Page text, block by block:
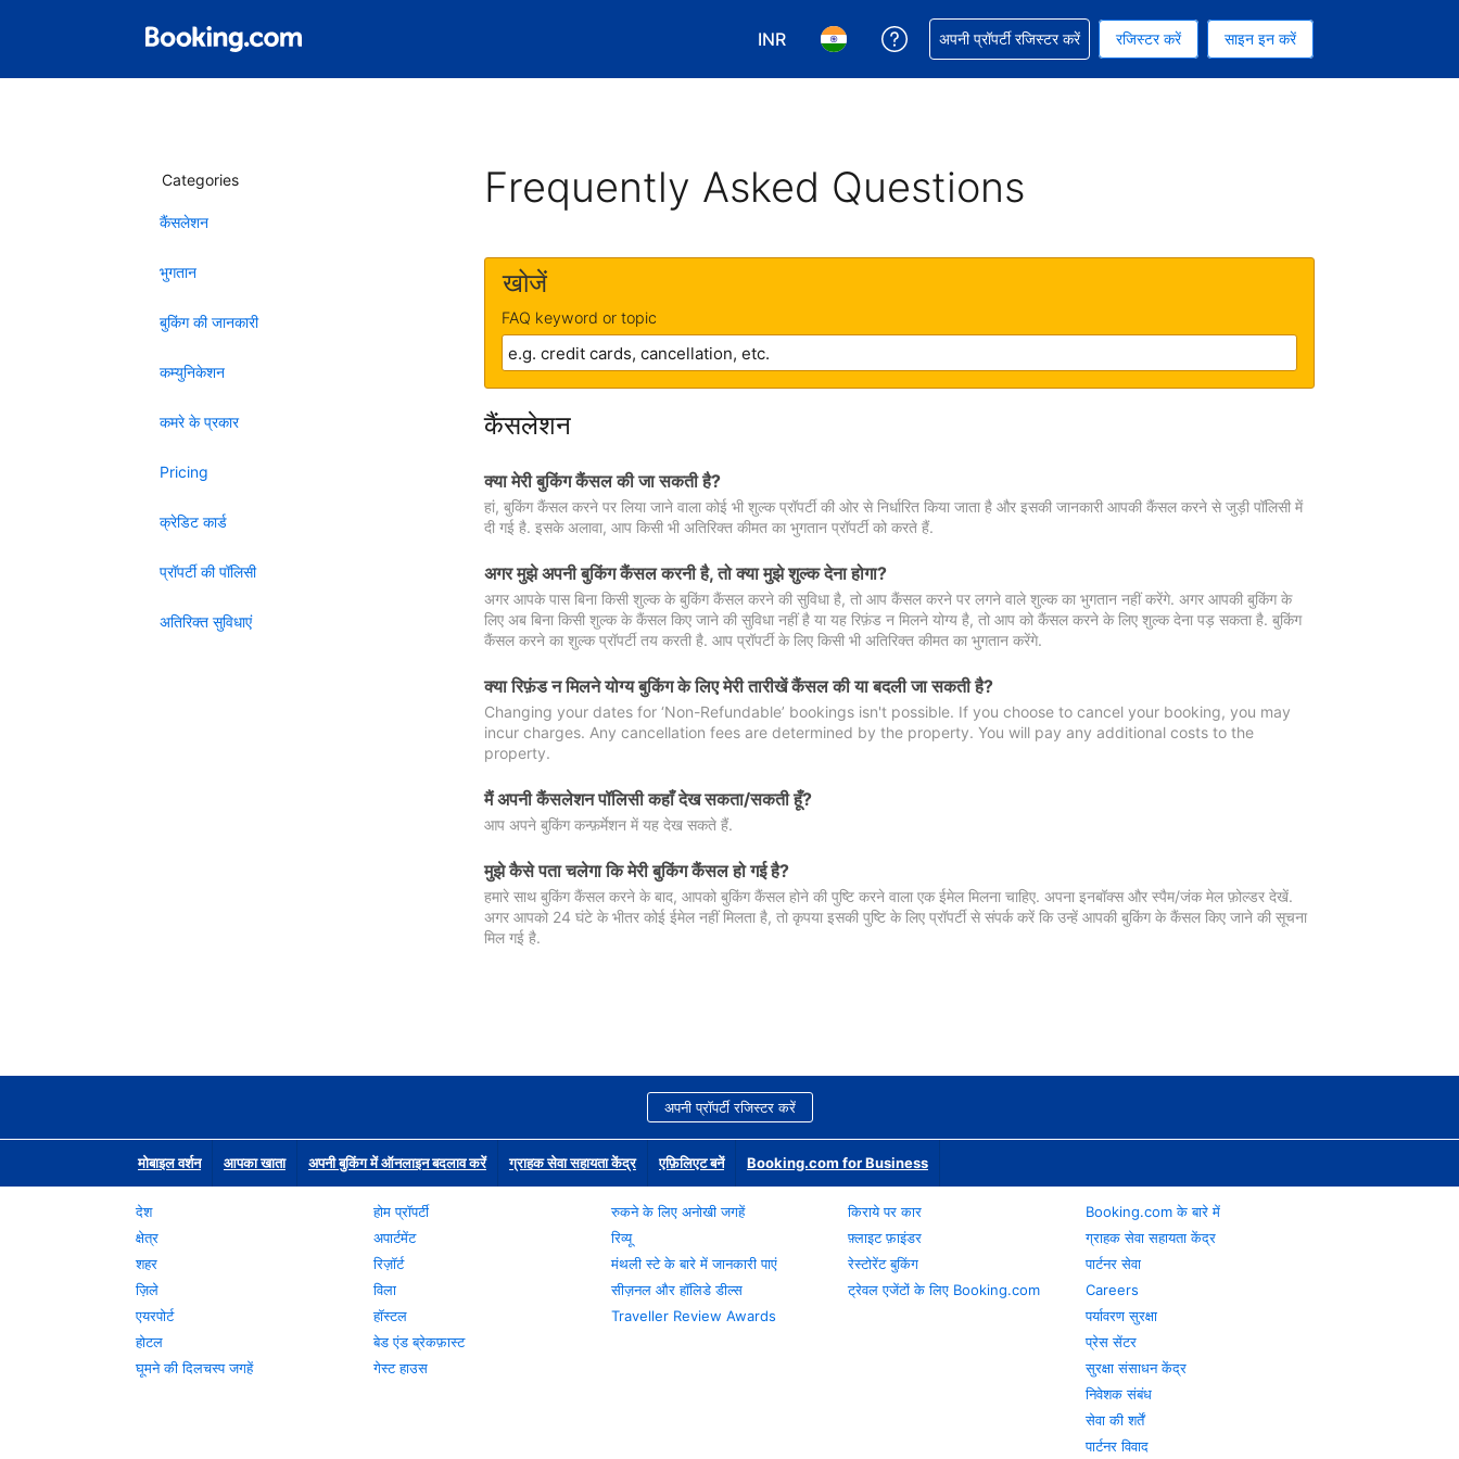
INR
अपनी करेंसी चुनें. आपने अभी INR करेंसी को चुना हुआ है
अपनी भाषा चुनें. आपने अभी हिन्दी भाषा को चुना हुआ है
अपनी बुकिंग में सहायता पाएं
अपनी प्रॉपर्टी रजिस्टर करें रजिस्टर करें साइन इन करें
Categories
कैंसलेशन
भुगतान
बुकिंग की जानकारी
कम्युनिकेशन
कमरे के प्रकार
Pricing
क्रेडिट कार्ड
प्रॉपर्टी की पॉलिसी
अतिरिक्त सुविधाएं
Frequently Asked Questions
खोजें
FAQ keyword or topic
कैंसलेशन
क्या मेरी बुकिंग कैंसल की जा सकती है?
हां, बुकिंग कैंसल करने पर लिया जाने वाला कोई भी शुल्क प्रॉपर्टी की ओर से निर्धारित किया जाता है और इसकी जानकारी आपकी कैंसल करने से जुड़ी पॉलिसी में
दी गई है. इसके अलावा, आप किसी भी अतिरिक्त कीमत का भुगतान प्रॉपर्टी को करते हैं.
अगर मुझे अपनी बुकिंग कैंसल करनी है, तो क्या मुझे शुल्क देना होगा?
अगर आपके पास बिना किसी शुल्क के बुकिंग कैंसल करने की सुविधा है, तो आप कैंसल करने पर लगने वाले शुल्क का भुगतान नहीं करेंगे. अगर आपकी बुकिंग के
लिए अब बिना किसी शुल्क के कैंसल किए जाने की सुविधा नहीं है या यह रिफ़ंड न मिलने योग्य है, तो आप को कैंसल करने के लिए शुल्क देना पड़ सकता है. बुकिंग
कैंसल करने का शुल्क प्रॉपर्टी तय करती है. आप प्रॉपर्टी के लिए किसी भी अतिरिक्त कीमत का भुगतान करेंगे.
क्या रिफ़ंड न मिलने योग्य बुकिंग के लिए मेरी तारीखें कैंसल की या बदली जा सकती है?
Changing your dates for ‘Non-Refundable’ bookings isn't possible. If you choose to cancel your booking, you may
incur charges. Any cancellation fees are determined by the property. You will pay any additional costs to the
property.
मैं अपनी कैंसलेशन पॉलिसी कहाँ देख सकता/सकती हूँ?
आप अपने बुकिंग कन्फ़र्मेशन में यह देख सकते हैं.
मुझे कैसे पता चलेगा कि मेरी बुकिंग कैंसल हो गई है?
हमारे साथ बुकिंग कैंसल करने के बाद, आपको बुकिंग कैंसल होने की पुष्टि करने वाला एक ईमेल मिलना चाहिए. अपना इनबॉक्स और स्पैम/जंक मेल फ़ोल्डर देखें.
अगर आपको 24 घंटे के भीतर कोई ईमेल नहीं मिलता है, तो कृपया इसकी पुष्टि के लिए प्रॉपर्टी से संपर्क करें कि उन्हें आपकी बुकिंग के कैंसल किए जाने की सूचना
मिल गई है.
अपनी प्रॉपर्टी रजिस्टर करें
मोबाइल वर्शन आपका खाता अपनी बुकिंग में ऑनलाइन बदलाव करें ग्राहक सेवा सहायता केंद्र एफ़िलिएट बनें Booking.com for Business
देश
क्षेत्र
शहर
ज़िले
एयरपोर्ट
होटल
घूमने की दिलचस्प जगहें
होम प्रॉपर्टी
अपार्टमेंट
रिज़ॉर्ट
विला
हॉस्टल
बेड एंड ब्रेकफ़ास्ट
गेस्ट हाउस
रुकने के लिए अनोखी जगहें
रिव्यू
मंथली स्टे के बारे में जानकारी पाएं
सीज़नल और हॉलिडे डील्स
Traveller Review Awards
किराये पर कार
फ़्लाइट फ़ाइंडर
रेस्टोरेंट बुकिंग
ट्रेवल एजेंटों के लिए Booking.com
Booking.com के बारे में
ग्राहक सेवा सहायता केंद्र
पार्टनर सेवा
Careers
पर्यावरण सुरक्षा
प्रेस सेंटर
सुरक्षा संसाधन केंद्र
निवेशक संबंध
सेवा की शर्तें
पार्टनर विवाद